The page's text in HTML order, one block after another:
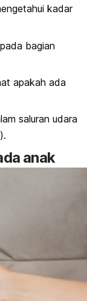
kadar
bagian
apakah ada
saluran udara
anak